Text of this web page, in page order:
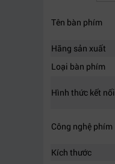
Tên bàn phím
Hãng sản xuất
Loại bàn phím
Hình thức kết nối
Công nghệ phím
Kích thước